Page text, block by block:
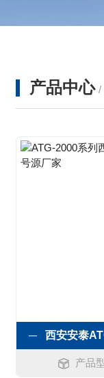
产品中心 /
产品